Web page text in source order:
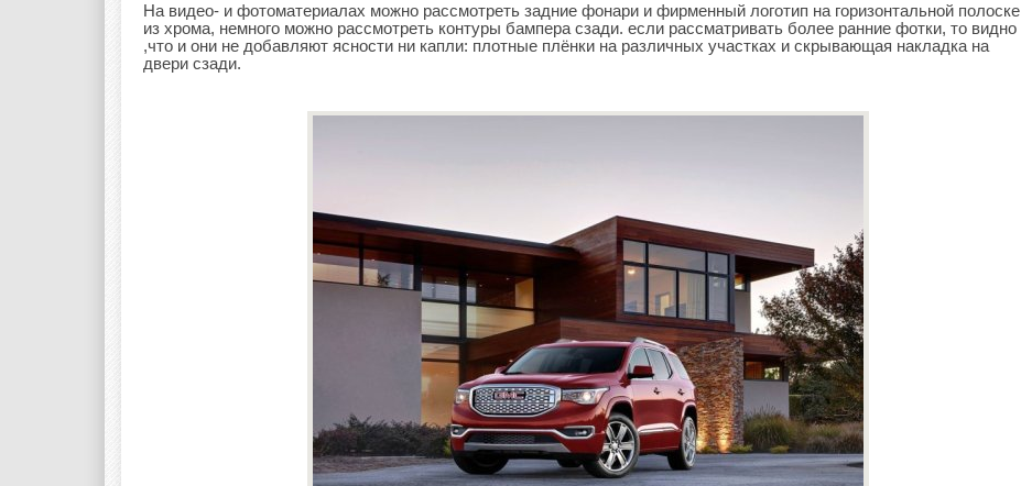
На видео- и фотоматериалах можно рассмотреть задние фонари и фирменный логотип на горизонтальной полоске
из хрома, немного можно рассмотреть контуры бампера сзади. если рассматривать более ранние фотки, то видно
,что и они не добавляют ясности ни капли: плотные плёнки на различных участках и скрывающая накладка на
двери сзади.